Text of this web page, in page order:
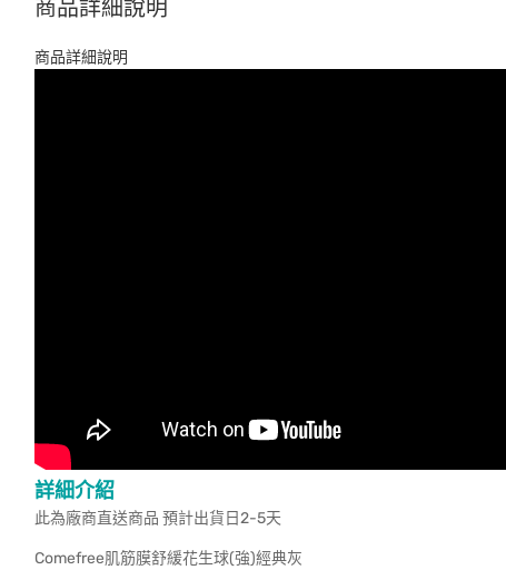
商品詳細說明
商品詳細說明
詳細介紹
此為廠商直送商品 預計出貨日2-5天
Comefree肌筋膜舒緩花生球(強)經典灰